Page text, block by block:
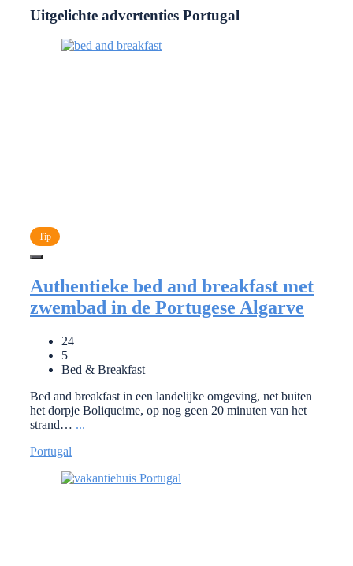
Uitgelichte advertenties Portugal
Tip
Authentieke bed and breakfast met
zwembad in de Portugese Algarve
24
5
Bed & Breakfast
Bed and breakfast in een landelijke omgeving, net buiten
het dorpje Boliqueime, op nog geen 20 minuten van het
strand… ...
Portugal